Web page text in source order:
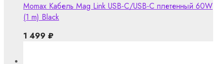
Momax Кабель Mag Link USB-C/USB-C плетенный 60W
(1 m) Black
1 499 ₽